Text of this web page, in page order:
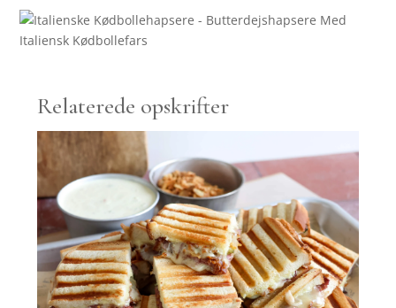
Relaterede opskrifter